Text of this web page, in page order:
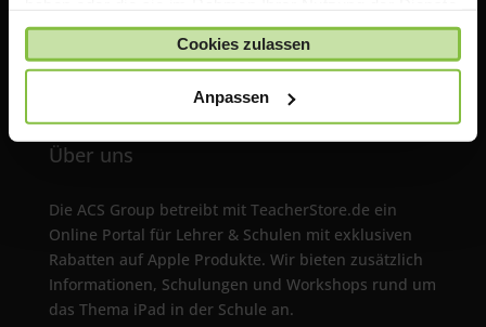
gesammelt haben.
Cookies zulassen
Anpassen
teacherstore@acsgroup.de
t: +49 (0)89 1893130-10
f: +49 (0)89 1893130-30
Über uns
Die ACS Group betreibt mit TeacherStore.de ein
Online Portal für Lehrer & Schulen mit exklusiven
Rabatten auf Apple Produkte. Wir bieten zusätzlich
Informationen, Schulungen und Workshops rund um
das Thema iPad in der Schule an.